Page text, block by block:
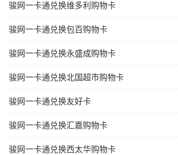
骏网一卡通兑换维多利购物卡
骏网一卡通兑换包百购物卡
骏网一卡通兑换永盛成购物卡
骏网一卡通兑换北国超市购物卡
骏网一卡通兑换友好卡
骏网一卡通兑换汇嘉购物卡
骏网一卡通兑换西太华购物卡